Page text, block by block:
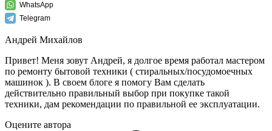
WhatsApp
Telegram
Андрей Михайлов
Привет! Меня зовут Андрей, я долгое время работал мастером
по ремонту бытовой техники ( стиральных/посудомоечных
машинок ). В своем блоге я помогу Вам сделать
действительно правильный выбор при покупке такой
техники, дам рекомендации по правильной ее эксплуатации.
Оцените автора